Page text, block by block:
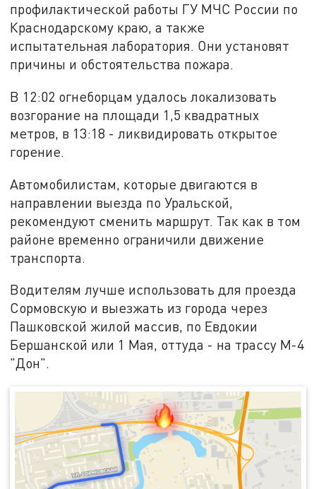
профилактической работы ГУ МЧС России по
Краснодарскому краю, а также
испытательная лаборатория. Они установят
причины и обстоятельства пожара.
В 12:02 огнеборцам удалось локализовать
возгорание на площади 1,5 квадратных
метров, в 13:18 - ликвидировать открытое
горение.
Автомобилистам, которые двигаются в
направлении выезда по Уральской,
рекомендуют сменить маршрут. Так как в том
районе временно ограничили движение
транспорта.
Водителям лучше использовать для проезда
Сормовскую и выезжать из города через
Пашковской жилой массив, по Евдокии
Бершанской или 1 Мая, оттуда - на трассу М-4
"Дон".